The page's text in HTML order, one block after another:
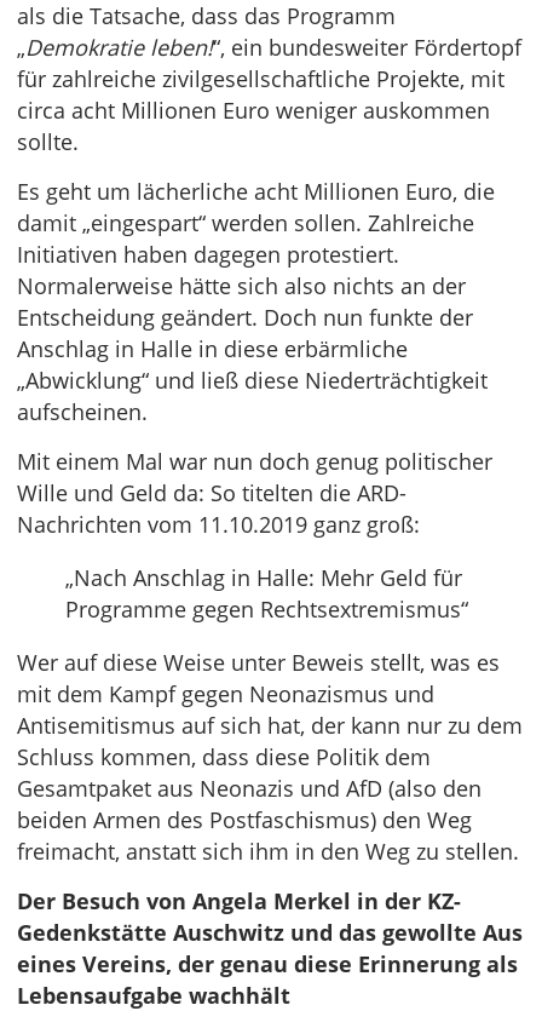
als die Tatsache, dass das Programm
„Demokratie leben!“, ein bundesweiter Fördertopf
für zahlreiche zivilgesellschaftliche Projekte, mit
circa acht Millionen Euro weniger auskommen
sollte.
Es geht um lächerliche acht Millionen Euro, die
damit „eingespart“ werden sollen. Zahlreiche
Initiativen haben dagegen protestiert.
Normalerweise hätte sich also nichts an der
Entscheidung geändert. Doch nun funkte der
Anschlag in Halle in diese erbärmliche
„Abwicklung“ und ließ diese Niederträchtigkeit
aufscheinen.
Mit einem Mal war nun doch genug politischer
Wille und Geld da: So titelten die ARD-
Nachrichten vom 11.10.2019 ganz groß:
„Nach Anschlag in Halle: Mehr Geld für
Programme gegen Rechtsextremismus“
Wer auf diese Weise unter Beweis stellt, was es
mit dem Kampf gegen Neonazismus und
Antisemitismus auf sich hat, der kann nur zu dem
Schluss kommen, dass diese Politik dem
Gesamtpaket aus Neonazis und AfD (also den
beiden Armen des Postfaschismus) den Weg
freimacht, anstatt sich ihm in den Weg zu stellen.
Der Besuch von Angela Merkel in der KZ-
Gedenkstätte Auschwitz und das gewollte Aus
eines Vereins, der genau diese Erinnerung als
Lebensaufgabe wachhält